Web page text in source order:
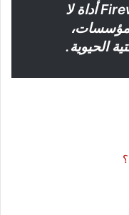
نكتشف كيف أصبح الـ Firewall أداة لا
الحيوية.